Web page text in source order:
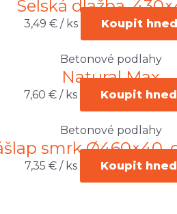
Selská dlažba,
3,49 €/ ks Koupit hned
Betonové podlahy
Natural Max
7,60 € / ks Koupit hned
Betonové podlahy
smrk Ø460×40,
7,35 €/ ks Koupit hned